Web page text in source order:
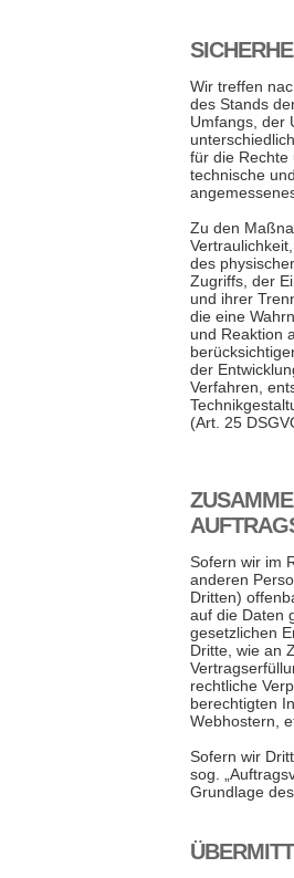
Wir treffen
des Stands
Umfangs, der
für die Rechte
technische
Zu den
des
Zugriffs, der
und ihrer
die eine
und Reaktion
der
Verfahren,
(Art. 25
Sofern wir im
anderen
Dritten)
auf die Daten
gesetzlichen
Dritte, wie an
rechtliche
berechtigten
Webhostern,
Sofern wir
sog.
Grundlage